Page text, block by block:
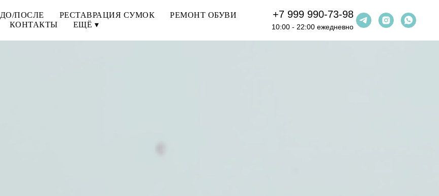
ДО/ПОСЛЕ РЕСТАВРАЦИЯ СУМОК
РЕМОНТ ОБУВИ
КОНТАКТЫ
ЕЩЁ ▾
+7 999 990-73-98
10:00 - 22:00 ежедневно